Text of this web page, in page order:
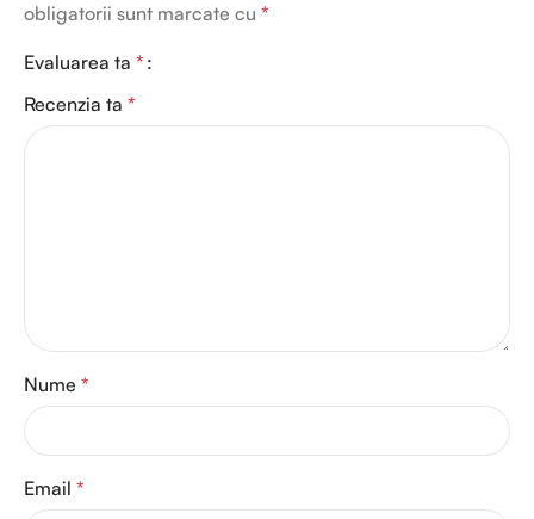
obligatorii sunt marcate cu *
Evaluarea ta *
Recenzia ta *
Nume *
Email *